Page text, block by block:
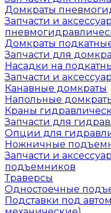
Домкраты
Запчасти и
Домкраты
Запчасти для
Насадки на
Запчасти и
Канавные домкраты
Напольные
Краны
Запчасти для
Опции для
Ножничные
Запчасти и
подъемников
Траверсы
Одностоечные
Подставки под